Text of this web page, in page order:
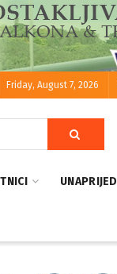
Friday, August 7, 2026
UNAPRIJED